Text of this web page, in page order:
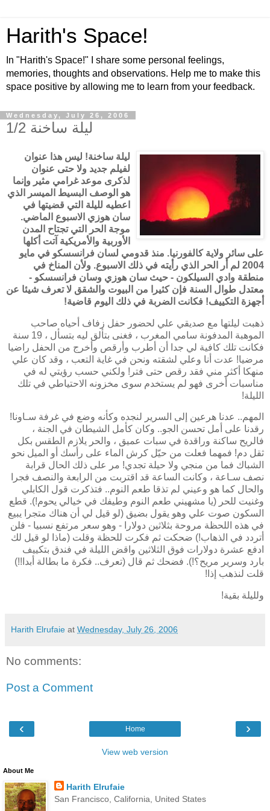
Harith's Space!
In "Harith's Space!" I share some personal feelings,
memories, thoughts and observations. Help me to make this
space positive by allowing me to learn from your feedback.
Wednesday, July 26, 2006
ليلة ساخنة 1/2
ليلة ساخنة! ليس هذا عنوان
لفيلم جديد ولا حتى عنوان
لذكرى موعد غرامي مثير وإنما
هو الوصف البسيط الميسر الذي
اعطيه لليلة التي قضيتها في
سان هوزي الاسبوع الماضي.
موجة الحر التي تجتاح المدن
الأوربية والأمريكية آتت أكلها
على سائر ولاية كالفورنيا. منذ قدومي لسان فرانسسكو في مايو
2004 لم أر الحر الذي رأيته في ذلك الاسبوع. ولأن المناخ في
منطقة وادي السيلكون - حيث سان هوزي وسان فرانسسكو -
معتدل طوال السنة فإن كثيرا من البيوت والشقق لا تعرف شيئا عن
أجهزة التكييف! فكانت الضربة في ذلك اليوم قاضية!
ذهبت ليلتها مع صديقي علي لحضور حفل زفاف أحياه صاحب
الموهبة المدفونة سامي المغرب ،
فغنى بتألق ليه بتسأل ، 19 سنة
فكانت تلك كافية لي جدا أن أطرب وأرقص وأخرج من الحفل راضيا
مرضيا! عدت أنا وعلي لشقته ونحن في غاية التعب ، وقد كان علي
منهكا أكثر مني فقد رقص حتى فتر! ولكني حسب رؤيتي له في
مناسبات أخرى فهو لم يستخدم سوى مخزونه الاحتياطي في تلك
الليلة!
المهم.. عدنا هرعين إلى السرير لنجده وكأنه وضع في غرفة سـاونا!
رقدنا على أمل تحسن الجو.. وكان كأمل الشيطان في الجنة ،
فالريح ساكنة وراقدة في سبات عميق ، والحر يلازم الطقس بكل
ثقل دم! فمهما فعلت من حيّل كرش الماء على رأسك أو الميل نحو
الشباك فما من منجي ولا حيلة تجدي! مر على ذلك الحال قرابة
نصف سـاعة ، وكانت الساعة قد اقتربت من الرابعة والنصف فجرا
والحال كما هو وعيني لم تذقا طعم النوم.. فتذكرت قول الكابلي
وغنيت للحر (يا مشهيني طعم النوم وطيفك في خيالي يحوم!). قطع
السكون صوت علي وهو يقول بضيق (لو قيل لي أن هناك متجرا يبيع
في هذه اللحظة مروحة بثلاثين دولارا - وهو سعر مرتفع نسبيا - فلن
أتردد في الذهاب!) ضحكت ثم فكرت للحظة وقلت (ماذا لو قيل لك
ادفع عشرة دولارات فوق الثلاثين واقض الليلة في فندق بتكييف
بارد وسرير مريح؟!). فضحك ثم قال (تعرف.. فكرة ما بطالة أبدا!!)
قلت لنذهب إذا!
ولليلة بقية!
Harith Elrufaie at Wednesday, July 26, 2006
No comments:
Post a Comment
‹ ›
Home
View web version
About Me
Harith Elrufaie
San Francisco, California, United States